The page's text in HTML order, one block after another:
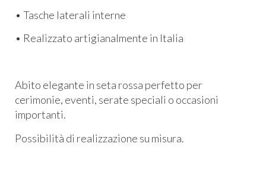
• Tasche laterali interne
• Realizzato artigianalmente in Italia
Abito elegante in seta rossa perfetto per
cerimonie, eventi, serate speciali o occasioni
importanti.
Possibilità di realizzazione su misura.